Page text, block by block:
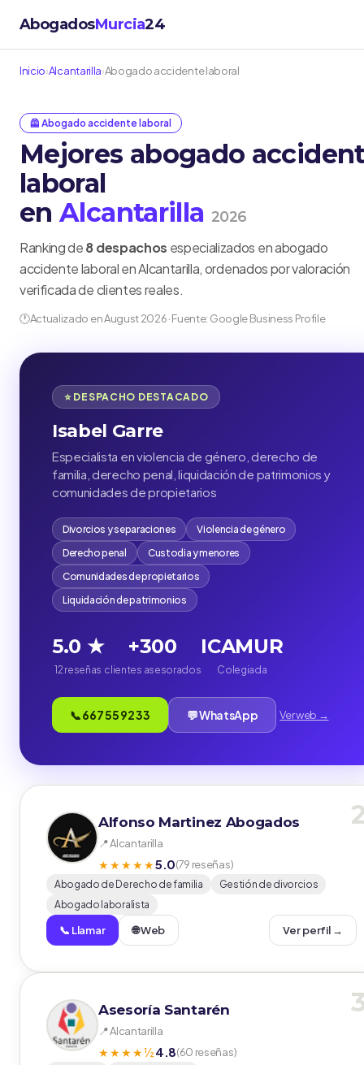
AbogadosMurcia24
Inicio›Alcantarilla›Abogado accidente laboral
🦺 Abogado accidente laboral
Mejores abogado
laboral
enAlcantarilla 2026
Ranking de8 despachos especializados en abogado
accidente laboral en Alcantarilla, ordenados por valoración
verificada de clientes reales.
🕐Actualizado en August 2026 · Fuente: Google Business Profile
⭐ DESPACHO DESTACADO
Isabel Garre
Especialista en violencia de género, derecho de
familia, derecho penal, liquidación de patrimonios y
comunidades de propietarios
Divorcios y separaciones
Violencia de género
Derecho penal
Custodia y menores
Comunidades de propietarios
Liquidación de patrimonios
5.0 ★
12 reseñas
+300
clientes asesorados
ICAMUR
Colegiada
📞 667 55 92 33 💬 WhatsApp Ver web →
Alfonso Martinez Abogados
📍 Alcantarilla
★★★★★5.0(79 reseñas)
Abogado de Derecho de familia
Gestión de divorcios
Abogado laboralista
📞 Llamar 🌐 Web Ver perfil →
Asesoría Santarén
📍 Alcantarilla
★★★★½4.8(60 reseñas)